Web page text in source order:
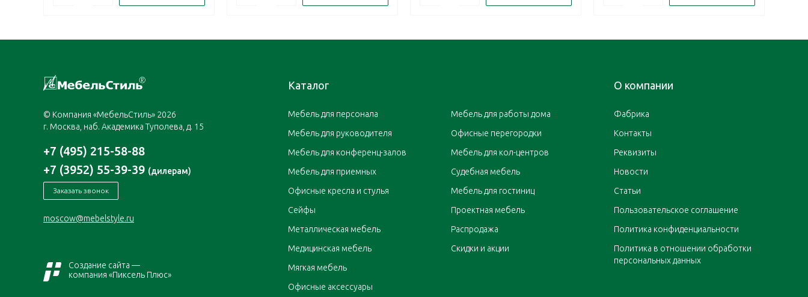
© Компания «МебельСтиль» 2026
г. Москва, наб. Академика Туполева, д. 15
+7 (495) 215-58-88
+7 (3952) 55-39-39 (дилерам)
Заказать звонок
moscow@mebelstyle.ru
Создание сайта —
компания «Пиксель Плюс»
Каталог
Мебель для персонала
Мебель для руководителя
Мебель для конференц-залов
Мебель для приемных
Офисные кресла и стулья
Сейфы
Металлическая мебель
Медицинская мебель
Мягкая мебель
Офисные аксессуары
Мебель для работы дома
Офисные перегородки
Мебель для кол-центров
Судебная мебель
Мебель для гостиниц
Проектная мебель
Распродажа
Скидки и акции
О компании
Фабрика
Контакты
Реквизиты
Новости
Статьи
Пользовательское соглашение
Политика конфиденциальности
Политика в отношении обработки
персональных данных